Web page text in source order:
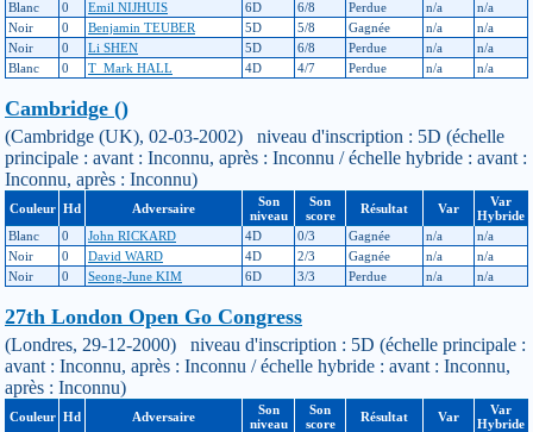
Blanc
0 Emil NIJHUIS 6D 6/8 Perdue n/a
n/a
Noir
0 Benjamin TEUBER 5D 5/8 Gagnée n/a
n/a
Noir
0 Li SHEN 5D 6/8 Perdue n/a
n/a
Blanc
0 T_Mark HALL 4D 4/7 Perdue n/a n/a
Cambridge ()
(Cambridge (UK), 02-03-2002) niveau d'inscription : 5D (échelle
principale : avant : Inconnu, après : Inconnu / échelle hybride : avant :
Inconnu, après : Inconnu)
Couleur Hd Adversaire
Son
niveau
Son
score
Résultat Var
Var
Hybride
Blanc
0 John RICKARD 4D 0/3 Gagnée n/a
n/a
Noir
0 David WARD 4D 2/3 Gagnée n/a
n/a
Noir
0 Seong-June KIM 6D 3/3 Perdue n/a n/a
27th London Open Go Congress
(Londres, 29-12-2000) niveau d'inscription : 5D (échelle principale :
avant : Inconnu, après : Inconnu / échelle hybride : avant : Inconnu,
après : Inconnu)
Couleur Hd Adversaire
Son
niveau
Son
score
Résultat Var
Var
Hybride